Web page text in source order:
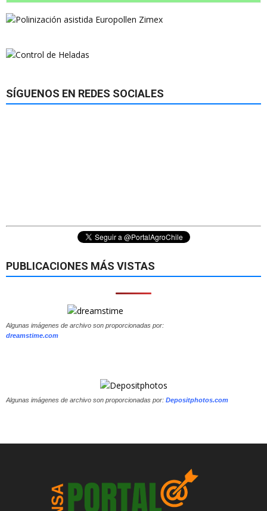
SÍGUENOS EN REDES SOCIALES
PUBLICACIONES MÁS VISTAS
Algunas imágenes de archivo son proporcionadas por:
dreamstime.com
Algunas imágenes de archivo son proporcionadas por: Depositphotos.com